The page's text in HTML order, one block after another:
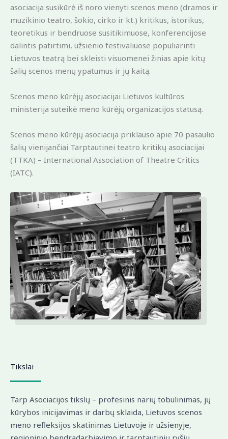
asociacija susikūrė iš noro vienyti scenos meno (dramos ir
muzikinio teatro, šokio, cirko ir kt.) kritikus, istorikus,
teoretikus ir bendruose susitikimuose, konferencijose
dalintis patirtimi, užsienio festivaliuose populiarinti
Lietuvos teatrą bei skleisti visuomenei žinias apie kitų
šalių scenos menų ypatumus ir jų kaitą.
Scenos meno kūrėjų asociacijai Lietuvos kultūros
ministerija suteikė meno kūrėjų organizacijos statusą.
Scenos meno kūrėjų asociacija priklauso apie 70 pasaulio
šalių vienijančiai Tarptautinei teatro kritikų asociacijai
(TTKA) – International Association of Theatre Critics
(IATC).
Tikslai
Tarp Asociacijos tikslų – profesinis narių tobulinimas, jų
kūrybos inicijavimas ir darbų sklaida, Lietuvos scenos
meno refleksijos skatinimas Lietuvoje ir užsienyje,